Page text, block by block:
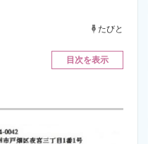
たびと
目次を表示